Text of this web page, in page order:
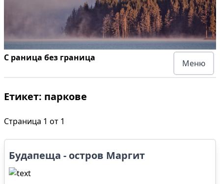
С раница без граница
Меню
Етикет: паркове
Страница 1 от 1
Будапеща - остров Маргит